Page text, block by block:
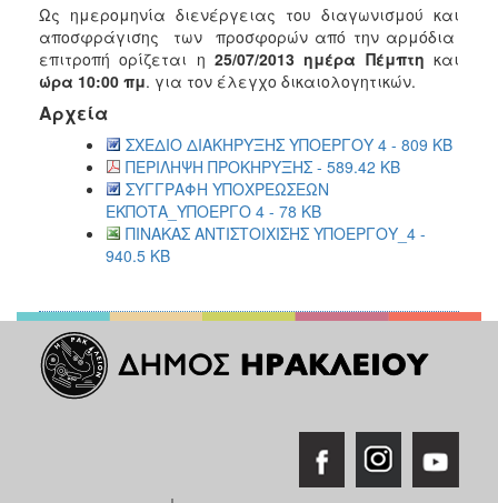
ΠΟΛΙΤΙΣΜΟΣ
ΑΝΘΕΚΤΙΚΗ
ΠΟΛΗ
Ως ημερομηνία διενέργειας του διαγωνισμού και
αποσφράγισης των προσφορών από την αρμόδια
επιτροπή ορίζεται η 25/07/2013 ημέρα Πέμπτη και
ώρα 10:00 πμ. για τον έλεγχο δικαιολογητικών.
Αρχεία
ΣΧΕΔΙΟ ΔΙΑΚΗΡΥΞΗΣ ΥΠΟΕΡΓΟΥ 4 - 809 KB
ΠΕΡΙΛΗΨΗ ΠΡΟΚΗΡΥΞΗΣ - 589.42 KB
ΣΥΓΓΡΑΦΗ ΥΠΟΧΡΕΩΣΕΩΝ
ΕΚΠΟΤΑ_ΥΠΟΕΡΓΟ 4 - 78 KB
ΠΙΝΑΚΑΣ ΑΝΤΙΣΤΟΙΧΙΣΗΣ ΥΠΟΕΡΓΟΥ_4 -
940.5 KB